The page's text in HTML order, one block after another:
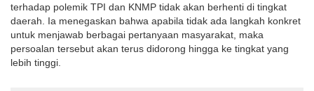
terhadap polemik TPI dan KNMP tidak akan berhenti di tingkat
daerah. Ia menegaskan bahwa apabila tidak ada langkah konkret
untuk menjawab berbagai pertanyaan masyarakat, maka
persoalan tersebut akan terus didorong hingga ke tingkat yang
lebih tinggi.